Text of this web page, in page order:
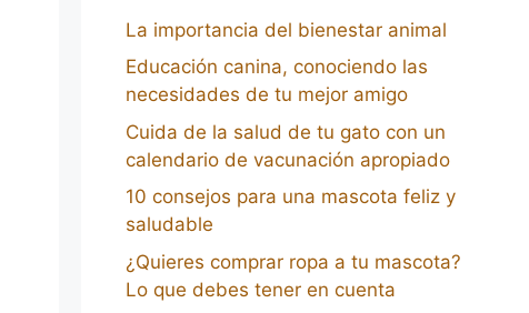
La importancia del bienestar animal
Educación canina, conociendo las
necesidades de tu mejor amigo
Cuida de la salud de tu gato con un
calendario de vacunación apropiado
10 consejos para una mascota feliz y
saludable
¿Quieres comprar ropa a tu mascota?
Lo que debes tener en cuenta